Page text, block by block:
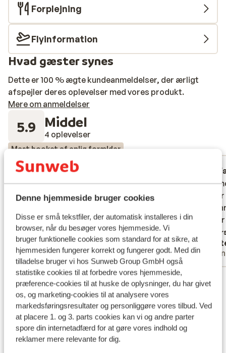
Denne hjemmeside bruger cookies
Disse er små tekstfiler, der automatisk installeres i din
browser, når du besøger vores hjemmeside. Vi
bruger funktionelle cookies som standard for at sikre, at
hjemmesiden fungerer korrekt og fungerer godt. Med din
tilladelse bruger vi hos Sunweb Group GmbH også
statistike cookies til at forbedre vores hjemmeside,
præference-cookies til at huske de oplysninger, du har givet
os, og marketing-cookies til at analysere vores
markedsføringsresultater og personliggøre vores tilbud. Ved
at placere 1. og 3. parts cookies kan vi og andre parter
spore din internetadfærd for at gøre vores indhold og
reklamer mere relevante for dig.
Forplejning
Flyinformation
Hvad gæster synes
Dette er 100 % ægte kundeanmeldelser, der ærligt
afspejler deres oplevelser med vores produkt.
Mere om anmeldelser
5.9 Middel
4 oplevelser
Mest booket af enlig forælder
4.1 Middel
Appart d’un particulier, c’etait pas
indiqué. Beaucoup de bruit, tres petit,
Appart d’un particulier, c’etait pas
indiqué. Beaucoup de bruit, tres petit,
Oversæt til dansk (DA)
Anonym
Med familie
Zeer
Zeer
Se alle 4 anmeldelser
Liftkort/skileje/undervisning
Liftkort